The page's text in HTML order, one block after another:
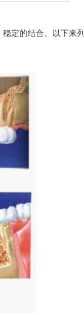
定的结合。以下来列